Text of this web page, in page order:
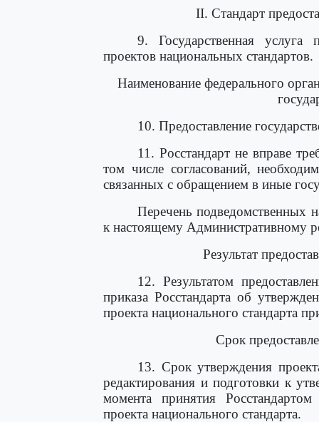
II. Стандарт
9. Государственная
проектов национальных стандартов.
Наименование федерального
10. Предоставление
11. Росстандарт не вправе
том числе согласований,
связанных с обращением в иные
Перечень подведомственных
к настоящему Административному
Результат
12. Результатом
приказа Росстандарта об
проекта национального стандарта
Срок
13. Срок утверждения
редактирования и подготовки к
момента принятия
проекта национального стандарта.